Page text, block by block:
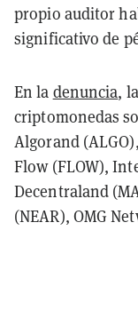
propio auditor
significativo de
En la denuncia,
criptomonedas
Algorand
Flow (FLOW),
Decentraland
(NEAR), OMG